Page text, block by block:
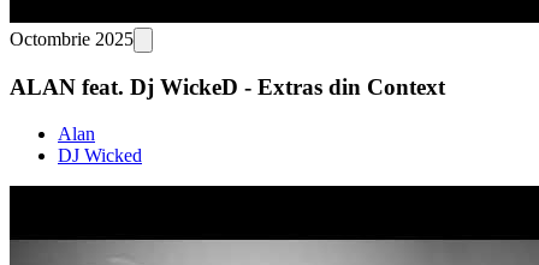
Octombrie 2025
ALAN feat. Dj WickeD - Extras din Context
Alan
DJ Wicked